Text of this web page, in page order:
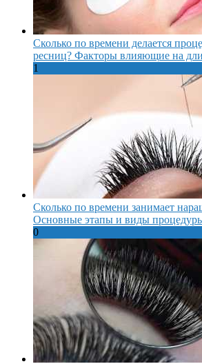
Сколько по времени делается
ресниц? Факторы влияющие на
1
Сколько по времени занимает
Основные этапы и виды
0